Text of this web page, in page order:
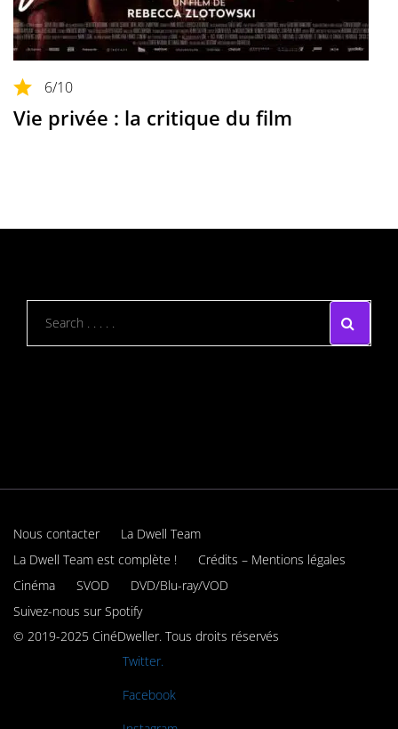
6/10
Vie privée : la critique du film
Nous contacter
La Dwell Team
La Dwell Team est complète !
Crédits – Mentions légales
Cinéma
SVOD
DVD/Blu-ray/VOD
Suivez-nous sur Spotify
© 2019-2025 CinéDweller. Tous droits réservés
Twitter.
Facebook